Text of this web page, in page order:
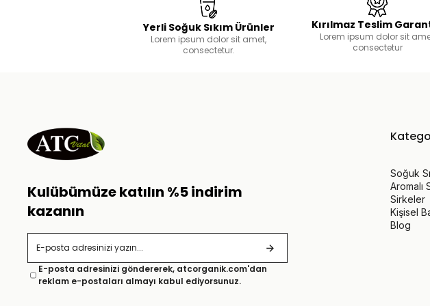
Yerli Soğuk Sıkım Ürünler
Lorem ipsum dolor sit amet,
consectetur.
Kırılmaz Teslim
Lorem ipsum dolor sit
consectetur
Kulübümüze katılın %5 indirim
kazanın
E-posta adresinizi göndererek, atcorganik.com'dan
reklam e-postaları almayı kabul ediyorsunuz.
Soğuk
Aromalı
Sirkeler
Kişisel
Blog